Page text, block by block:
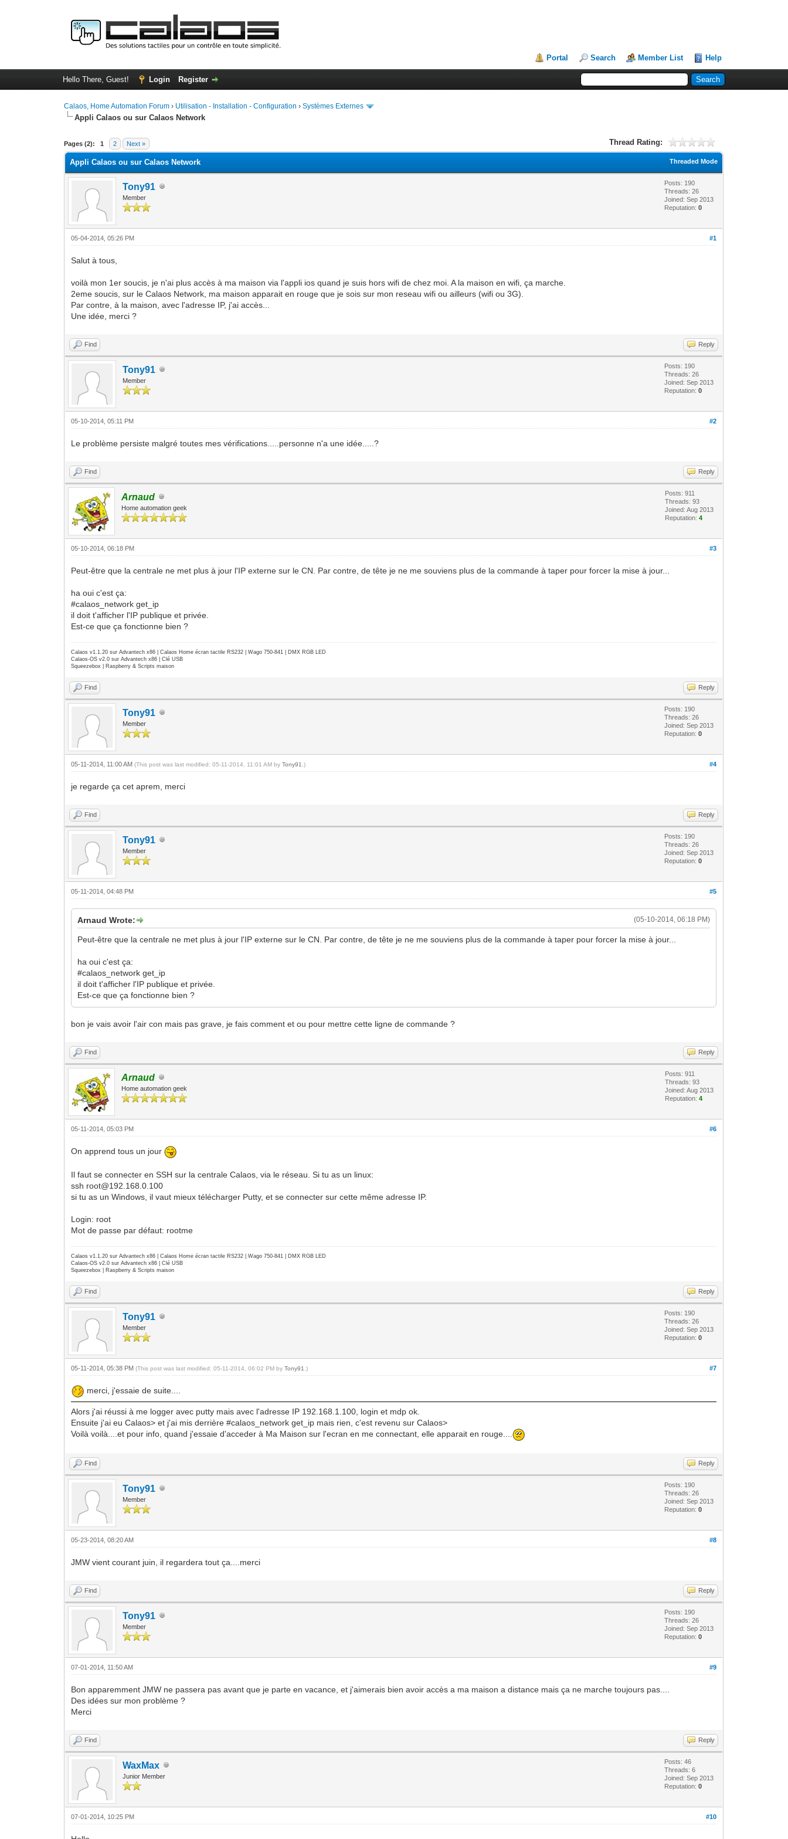
Portal Search Member List Help
Hello There, Guest! Login Register
Calaos, Home Automation Forum › Utilisation - Installation - Configuration ›Systèmes Externes
Appli Calaos ou sur Calaos Network
Pages (2): 1 2 Next » Thread Rating:
0 Vote(s) - 0 Average
1
2
3
4
5
Threaded Mode
Appli Calaos ou sur Calaos Network
Tony91
Member
Posts: 190
Threads: 26
Joined: Sep 2013
Reputation:0
#1
05-04-2014, 05:26 PM
Salut à tous,
voilà mon 1er soucis, je n'ai plus accès à ma maison via l'appli ios quand je suis hors wifi de chez moi. A la maison en wifi, ça marche.
2eme soucis, sur le Calaos Network, ma maison apparait en rouge que je sois sur mon reseau wifi ou ailleurs (wifi ou 3G).
Par contre, à la maison, avec l'adresse IP, j'ai accès...
Une idée, merci ?
Find Reply
Tony91
Member
Posts: 190
Threads: 26
Joined: Sep 2013
Reputation:0
#2
05-10-2014, 05:11 PM
Le problème persiste malgré toutes mes vérifications.....personne n'a une idée.....?
Find Reply
Arnaud
Home automation geek
Posts: 911
Threads: 93
Joined: Aug 2013
Reputation:4
#3
05-10-2014, 06:18 PM
Peut-être que la centrale ne met plus à jour l'IP externe sur le CN. Par contre, de tête je ne me souviens plus de la commande à taper pour forcer la mise à jour...
ha oui c'est ça:
#calaos_network get_ip
il doit t'afficher l'IP publique et privée.
Est-ce que ça fonctionne bien ?
Calaos v1.1.20 sur Advantech x86 | Calaos Home écran tactile RS232 | Wago 750-841 | DMX RGB LED
Calaos-OS v2.0 sur Advantech x86 | Clé USB
Squeezebox | Raspberry & Scripts maison
Find Reply
Tony91
Member
Posts: 190
Threads: 26
Joined: Sep 2013
Reputation:0
#4
05-11-2014, 11:00 AM(This post was last modified: 05-11-2014, 11:01 AM byTony91 .)
je regarde ça cet aprem, merci
Find Reply
Tony91
Member
Posts: 190
Threads: 26
Joined: Sep 2013
Reputation:0
#5
05-11-2014, 04:48 PM
(05-10-2014, 06:18 PM)
Arnaud Wrote:
Peut-être que la centrale ne met plus à jour l'IP externe sur le CN. Par contre, de tête je ne me souviens plus de la commande à taper pour forcer la mise à jour...
ha oui c'est ça:
#calaos_network get_ip
il doit t'afficher l'IP publique et privée.
Est-ce que ça fonctionne bien ?
bon je vais avoir l'air con mais pas grave, je fais comment et ou pour mettre cette ligne de commande ?
Find Reply
Arnaud
Home automation geek
Posts: 911
Threads: 93
Joined: Aug 2013
Reputation:4
#6
05-11-2014, 05:03 PM
On apprend tous un jour
Il faut se connecter en SSH sur la centrale Calaos, via le réseau. Si tu as un linux:
ssh root@192.168.0.100
si tu as un Windows, il vaut mieux télécharger Putty, et se connecter sur cette même adresse IP.
Login: root
Mot de passe par défaut: rootme
Calaos v1.1.20 sur Advantech x86 | Calaos Home écran tactile RS232 | Wago 750-841 | DMX RGB LED
Calaos-OS v2.0 sur Advantech x86 | Clé USB
Squeezebox | Raspberry & Scripts maison
Find Reply
Tony91
Member
Posts: 190
Threads: 26
Joined: Sep 2013
Reputation:0
#7
05-11-2014, 05:38 PM(This post was last modified: 05-11-2014, 06:02 PM byTony91 .)
merci, j'essaie de suite....
Alors j'ai réussi à me logger avec putty mais avec l'adresse IP 192.168.1.100, login et mdp ok.
Ensuite j'ai eu Calaos> et j'ai mis derrière #calaos_network get_ip mais rien, c'est revenu sur Calaos>
Voilà voilà....et pour info, quand j'essaie d'acceder à Ma Maison sur l'ecran en me connectant, elle apparait en rouge....
Find Reply
Tony91
Member
Posts: 190
Threads: 26
Joined: Sep 2013
Reputation:0
#8
05-23-2014, 08:20 AM
JMW vient courant juin, il regardera tout ça....merci
Find Reply
Tony91
Member
Posts: 190
Threads: 26
Joined: Sep 2013
Reputation:0
#9
07-01-2014, 11:50 AM
Bon apparemment JMW ne passera pas avant que je parte en vacance, et j'aimerais bien avoir accès a ma maison a distance mais ça ne marche toujours pas....
Des idées sur mon problème ?
Merci
Find Reply
WaxMax
Junior Member
Posts: 46
Threads: 6
Joined: Sep 2013
Reputation:0
#10
07-01-2014, 10:25 PM